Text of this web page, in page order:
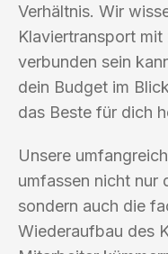
Verhältnis. Wir
Klaviertransport
verbunden sein
dein Budget im
das Beste für dich
Unsere
umfassen nicht nur
sondern auch die
Wiederaufbau des